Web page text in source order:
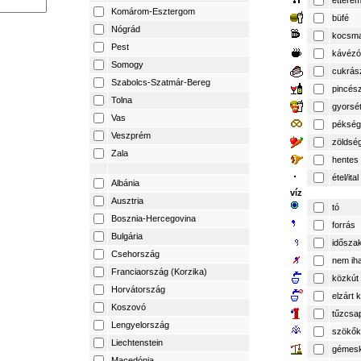
Komárom-Esztergom
Nógrád
Pest
Somogy
Szabolcs-Szatmár-Bereg
Tolna
Vas
Veszprém
Zala
Albánia
Ausztria
Bosznia-Hercegovina
Bulgária
Csehország
Franciaország (Korzika)
Horvátország
Koszovó
Lengyelország
Liechtenstein
büfé
kávézó
pékség
hentes
étel/ital
víz
tó
forrás
nem
közkút
elzárt